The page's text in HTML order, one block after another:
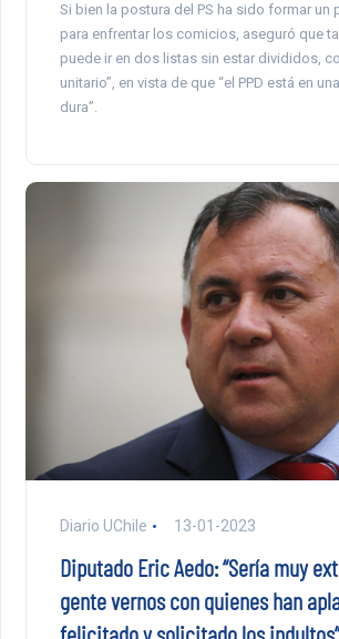
Si bien la postura del PS ha sido formar un
para enfrentar los comicios, aseguró que
puede ir en dos listas sin estar divididos,
unitario”, en vista de que “el PPD está en
dura”.
Diario UChile 13-01-2023
Diputado Eric Aedo: “Sería muy
gente vernos con quienes han